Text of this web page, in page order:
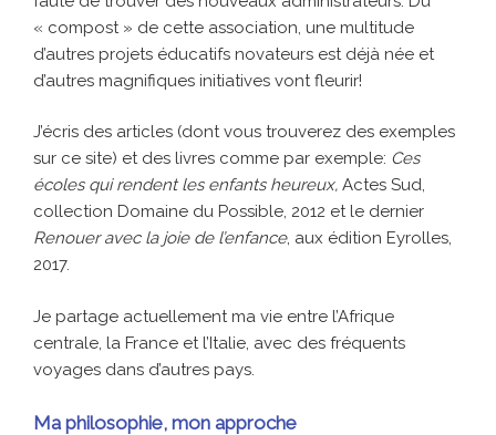
« compost » de cette association, une multitude
d’autres projets éducatifs novateurs est déjà née et
d’autres magnifiques initiatives vont fleurir!
J’écris des articles (dont vous trouverez des exemples
sur ce site) et des livres comme par exemple: Ces
écoles qui rendent les enfants heureux, Actes Sud,
collection Domaine du Possible, 2012 et le dernier
Renouer avec la joie de l’enfance, aux édition Eyrolles,
2017.
Je partage actuellement ma vie entre l’Afrique
centrale, la France et l’Italie, avec des fréquents
voyages dans d’autres pays.
Ma philosophie, mon approche